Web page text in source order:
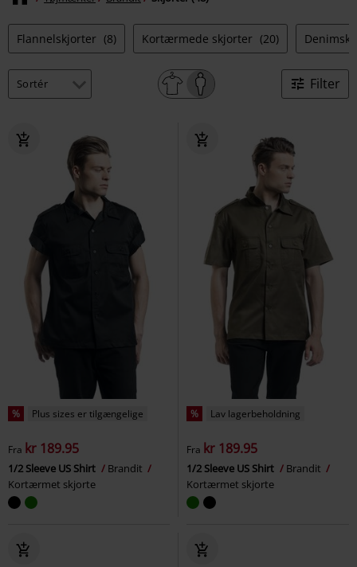
Flannelskjorter (8) Kortærmede skjorter (20)
Filter
% Plus sizes er tilgængelige
Fra kr 189.95
1/2 Sleeve US Shirt
Brandit
Kortærmet skjorte
% Lav lagerbeholdning
Fra kr 189.95
1/2 Sleeve US Shirt
Brandit
Kortærmet skjorte